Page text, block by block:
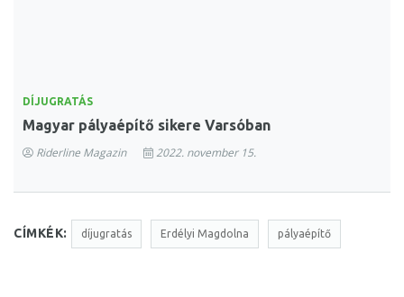
DÍJUGRATÁS
Magyar pályaépítő sikere Varsóban
Riderline Magazin 2022. november 15.
CÍMKÉK: díjugratás Erdélyi Magdolna pályaépítő